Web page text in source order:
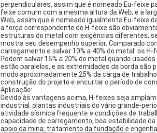
perpendiculares, assim que é nomeado Eu-feixe
feixe comum com a mesma altura da Web, e a
Web, assim que é nomeado igualmente Eu-feixe
a força correspondente do H-feixe são
estruturas do metal com exigências diferentes,
mostra seu desempenho superior. Comparado
carregamento e salvar 10% a 40% do metal. os
Podem salvar 15% a 20% do metal quando
estão paralelos, e as extremidades da borda são
modo aproximadamente 25% da carga de
construção do projeto e encurtar o período de
Aplicação:
Devido às vantagens acima, H-feixes seja
industrial; plantas industriais do vário grande-
atividade sísmica frequente e condições de
capacidade de carregamento, boa estabilidade
apoio da mina; tratamento da fundação e